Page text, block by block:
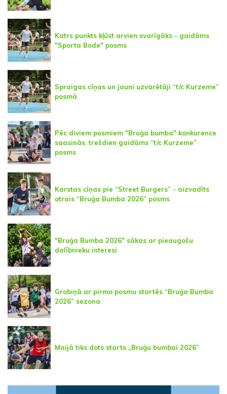
Katrs punkts kļūst arvien svarīgāks - gaidāms
"Sporta Bode" posms
Spraigas cīņas un jauni uzvarētāji “t/c Kurzeme”
posmā
Pēc diviem posmiem "Bruģa bumba" konkurence
saasinās, trešdien gaidāms “t/c Kurzeme”
posms
Karstas cīņas pie “Street Burgers” - aizvadīts
otrais “Bruģa Bumba 2026” posms
"Bruģa Bumba 2026" sākas ar pieaugošu
dalībnieku interesi
Grobiņā ar pirmo posmu startēs “Bruģa Bumba
2026” sezona
Maijā tiks dots starts „Bruģu bumbai 2026”